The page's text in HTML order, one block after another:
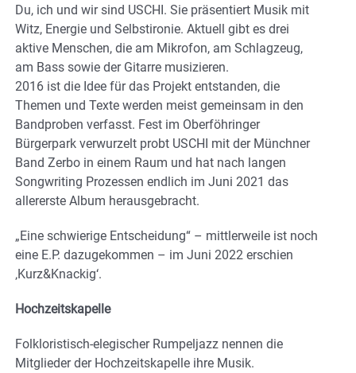
Du, ich und wir sind USCHI. Sie präsentiert Musik mit
Witz, Energie und Selbstironie. Aktuell gibt es drei
aktive Menschen, die am Mikrofon, am Schlagzeug,
am Bass sowie der Gitarre musizieren.
2016 ist die Idee für das Projekt entstanden, die
Themen und Texte werden meist gemeinsam in den
Bandproben verfasst. Fest im Oberföhringer
Bürgerpark verwurzelt probt USCHI mit der Münchner
Band Zerbo in einem Raum und hat nach langen
Songwriting Prozessen endlich im Juni 2021 das
allererste Album herausgebracht.
„Eine schwierige Entscheidung“ – mittlerweile ist noch
eine E.P. dazugekommen – im Juni 2022 erschien
‚Kurz&Knackig‘.
Hochzeitskapelle
Folkloristisch-elegischer Rumpeljazz nennen die
Mitglieder der Hochzeitskapelle ihre Musik.